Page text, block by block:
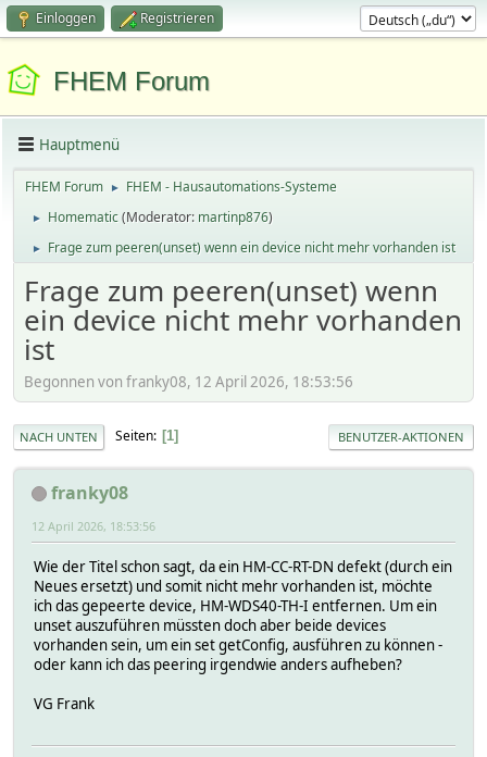
Einloggen Registrieren
FHEM Forum
Hauptmenü
FHEM Forum ► FHEM - Hausautomations-Systeme
► Homematic(Moderator: martinp876)
► Frage zum peeren(unset) wenn ein device nicht mehr vorhanden ist
Frage zum peeren(unset) wenn
ein device nicht mehr vorhanden
ist
Begonnen von franky08, 12 April 2026, 18:53:56
NACH UNTEN Seiten 1 BENUTZER-AKTIONEN
franky08
12 April 2026, 18:53:56
Wie der Titel schon sagt, da ein HM-CC-RT-DN defekt (durch ein
Neues ersetzt) und somit nicht mehr vorhanden ist, möchte
ich das gepeerte device, HM-WDS40-TH-I entfernen. Um ein
unset auszuführen müssten doch aber beide devices
vorhanden sein, um ein set getConfig, ausführen zu können -
oder kann ich das peering irgendwie anders aufheben?
VG Frank